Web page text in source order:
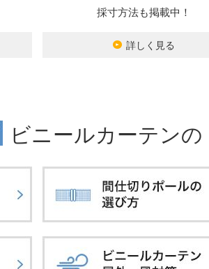
採寸方法も掲載中！
詳しく見る
ビニールカーテンの